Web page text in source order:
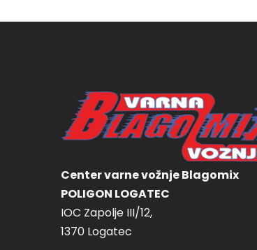
Center varne vožnje Blagomix
POLIGON LOGATEC
IOC Zapolje III/12,
1370 Logatec